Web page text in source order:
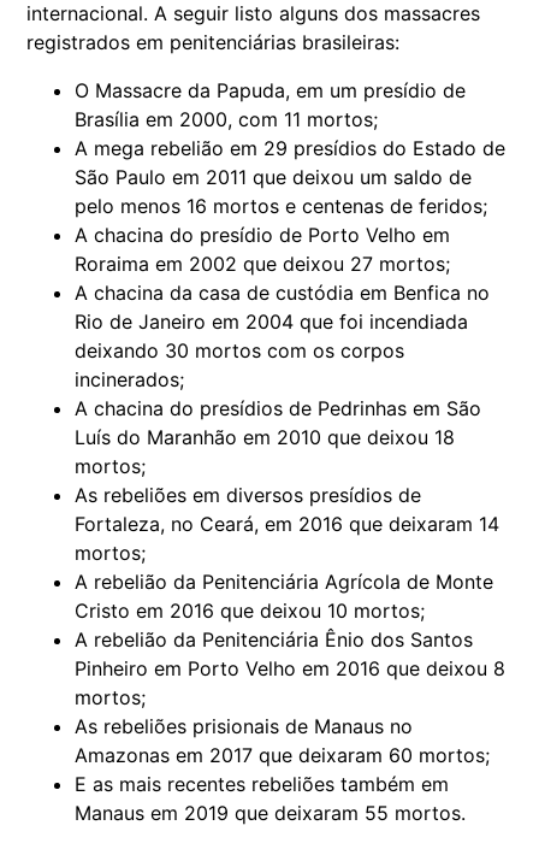
internacional. A seguir listo alguns dos massacres
registrados em penitenciárias brasileiras:
O Massacre da Papuda, em um presídio de
Brasília em 2000, com 11 mortos;
A mega rebelião em 29 presídios do Estado de
São Paulo em 2011 que deixou um saldo de
pelo menos 16 mortos e centenas de feridos;
A chacina do presídio de Porto Velho em
Roraima em 2002 que deixou 27 mortos;
A chacina da casa de custódia em Benfica no
Rio de Janeiro em 2004 que foi incendiada
deixando 30 mortos com os corpos
incinerados;
A chacina do presídios de Pedrinhas em São
Luís do Maranhão em 2010 que deixou 18
mortos;
As rebeliões em diversos presídios de
Fortaleza, no Ceará, em 2016 que deixaram 14
mortos;
A rebelião da Penitenciária Agrícola de Monte
Cristo em 2016 que deixou 10 mortos;
A rebelião da Penitenciária Ênio dos Santos
Pinheiro em Porto Velho em 2016 que deixou 8
mortos;
As rebeliões prisionais de Manaus no
Amazonas em 2017 que deixaram 60 mortos;
E as mais recentes rebeliões também em
Manaus em 2019 que deixaram 55 mortos.